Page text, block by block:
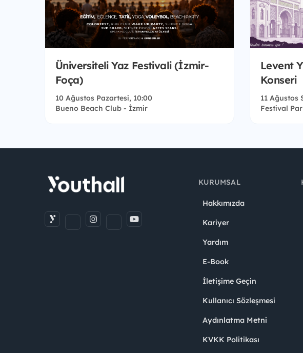
Üniversiteli Yaz Festivali (İzmir-
Foça)
10 Ağustos Pazartesi, 10:00
Bueno Beach Club - İzmir
Levent
Konseri
11 Ağustos
Festival
KURUMSAL
Hakkımızda
Kariyer
Yardım
E-Book
İletişime Geçin
Kullanıcı Sözleşmesi
Aydınlatma Metni
KVKK Politikası